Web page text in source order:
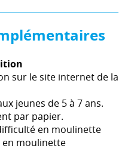
sur le site internet de la
jeunes de 5 à 7 ans.
par papier.
en moulinette
en moulinette